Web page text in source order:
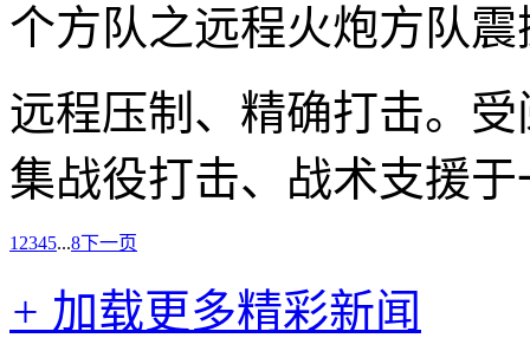
个方队之远程火炮方队
远程压制、精确打击。
集战役打击、战术支援
1 2345...8下一页
+ 加载更多精彩新闻